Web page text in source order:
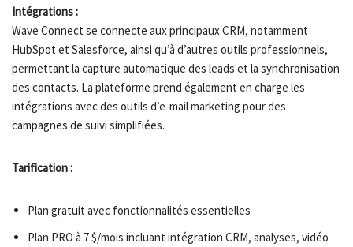
Intégrations :
Wave Connect se connecte aux principaux CRM, notamment
HubSpot et Salesforce, ainsi qu’à d’autres outils professionnels,
permettant la capture automatique des leads et la synchronisation
des contacts. La plateforme prend également en charge les
intégrations avec des outils d’e-mail marketing pour des
campagnes de suivi simplifiées.
Tarification :
Plan gratuit avec fonctionnalités essentielles
Plan PRO à 7 $/mois incluant intégration CRM, analyses, vidéo